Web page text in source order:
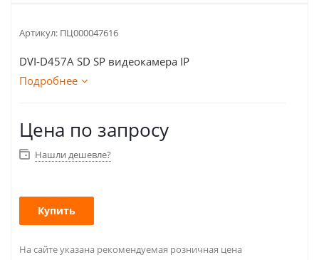
Артикул: ПЦ000047616
DVI-D457A SD SP видеокамера IP
Подробнее
Цена по запросу
Нашли дешевле?
Купить
На сайте указана рекомендуемая розничная цена